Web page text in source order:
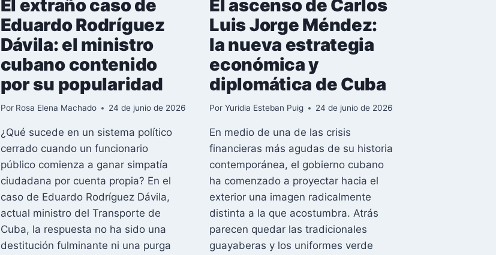
El extraño caso de
Eduardo Rodríguez
Dávila: el ministro
cubano contenido
por su popularidad
Por Rosa Elena Machado 24 de junio de 2026
¿Qué sucede en un sistema político
cerrado cuando un funcionario
público comienza a ganar simpatía
ciudadana por cuenta propia? En el
caso de Eduardo Rodríguez Dávila,
actual ministro del Transporte de
Cuba, la respuesta no ha sido una
destitución fulminante ni una purga
El ascenso de Carlos
Luis Jorge Méndez:
la nueva estrategia
económica y
diplomática de Cuba
Por Yuridia Esteban Puig 24 de junio de 2026
En medio de una de las crisis
financieras más agudas de su historia
contemporánea, el gobierno cubano
ha comenzado a proyectar hacia el
exterior una imagen radicalmente
distinta a la que acostumbra. Atrás
parecen quedar las tradicionales
guayaberas y los uniformes verde